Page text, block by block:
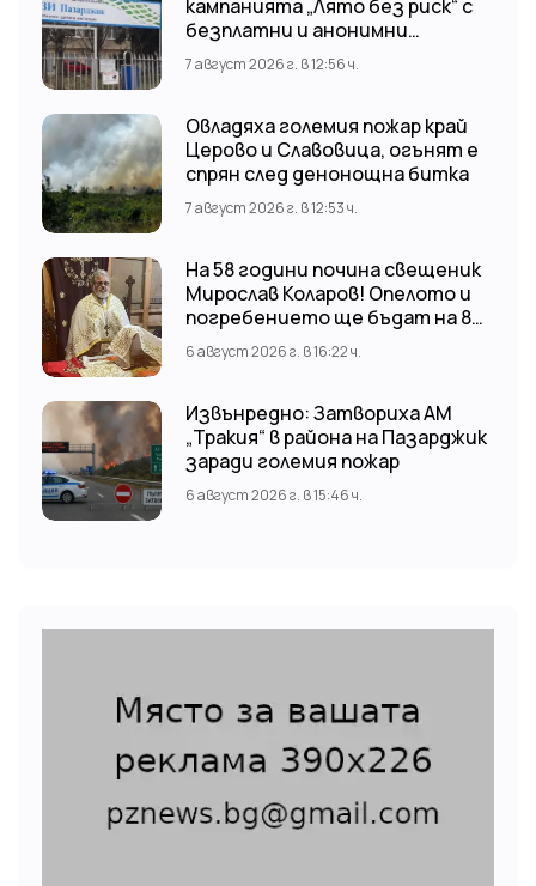
кампанията „Лято без риск“ с
безплатни и анонимни
изследвания за ХИВ
7 август 2026 г. в 12:56 ч.
Овладяха големия пожар край
Церово и Славовица, огънят е
спрян след денонощна битка
7 август 2026 г. в 12:53 ч.
На 58 години почина свещеник
Мирослав Коларов! Опелото и
погребението ще бъдат на 8
август (събота) от 11:00 часа в
храм “Св. Св. Козма и Дамян”, гр.
6 август 2026 г. в 16:22 ч.
Извънредно: Затвориха АМ
„Тракия“ в района на Пазарджик
заради големия пожар
6 август 2026 г. в 15:46 ч.